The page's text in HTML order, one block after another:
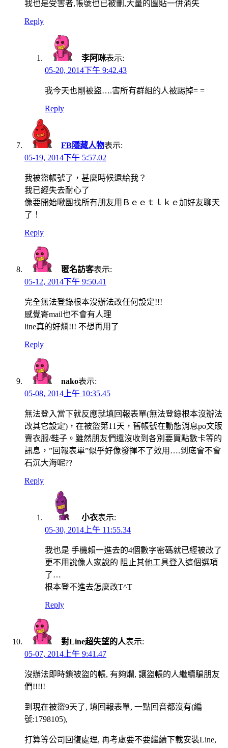
我也是受害者,帳號也已被刪,大量的圖貼一併消失
Reply
李阿咪表示:
05-20, 2014下午 9:42.43
我今天也剛被盜….害所有群組的人被踢掉= =
Reply
FB隱藏人物表示:
05-19, 2014下午 5:57.02
我被盜帳號了，甚麼時候還給我？
我已經失去耐心了
像要開始啾團找所有朋友用Ｂｅｅｔｌｋｅ加好友聊天
了！
Reply
匿名訪客表示:
05-12, 2014下午 9:50.41
完全無法登錄根本沒辦法改任何設定!!!
感覺寄mail也不會有人理
line真的好爛!!! 不想再用了
Reply
nako表示:
05-08, 2014上午 10:35.45
無法登入當下就反應就填回報表單(無法登錄根本沒辦法
改其它設定)，在被盜第11天，舊帳號在動態消息po文販
賣衣服/鞋子。雖然朋友們還沒收到各別要買點數卡等的
訊息，”回報表單”似乎好像發揮不了效用….到底會不會
石沉大海呢??
Reply
小衣表示:
05-30, 2014上午 11:55.34
我也是 手機賴一進去的4個數字密碼就已經被改了
更不用說像人家說的 阻止其他工具登入這個選項
了…
根本登不進去怎麼改T^T
Reply
對Line超失望的人表示:
05-07, 2014上午 9:41.47
沒辦法即時鎖被盜的帳, 有夠爛, 讓盜帳的人繼續騙朋友
們!!!!!
到現在被盜9天了, 填回報表單, 一點回音都沒有(編
號:1798105),
打算等公司回復處理, 再考慮要不要繼續下載安裝Line,